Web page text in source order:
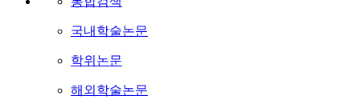
국내학술논문
학위논문
해외학술논문